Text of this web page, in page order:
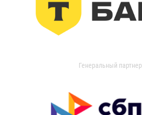
Генеральный партнер